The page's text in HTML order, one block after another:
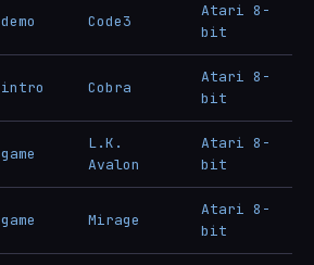
demo Code3
Atari 8-
bit
intro Cobra
Atari 8-
bit
game
L.K.
Avalon
Atari 8-
bit
game Mirage
Atari 8-
bit